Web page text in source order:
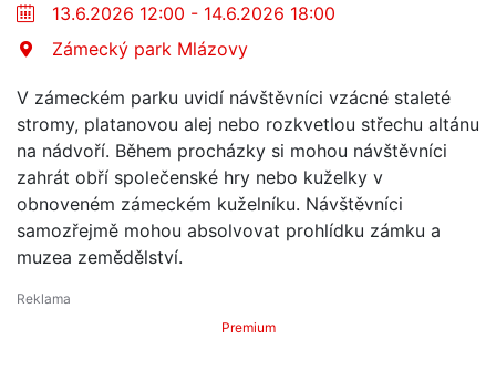
13.6.2026 12:00 - 14.6.2026 18:00
Zámecký park Mlázovy
V zámeckém parku uvidí návštěvníci vzácné staleté
stromy, platanovou alej nebo rozkvetlou střechu altánu
na nádvoří. Během procházky si mohou návštěvníci
zahrát obří společenské hry nebo kuželky v
obnoveném zámeckém kuželníku. Návštěvníci
samozřejmě mohou absolvovat prohlídku zámku a
muzea zemědělství.
Premium